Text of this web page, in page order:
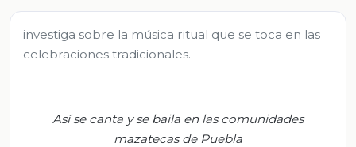
investiga sobre la música ritual que se toca en las
celebraciones tradicionales.
Así se canta y se baila en las comunidades
mazatecas de Puebla